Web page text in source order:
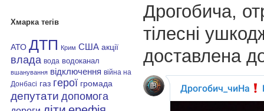
Хмарка тегів
АТО ДТП Крим США акції
влада вода водоканал
вшанування відключення війна на
Донбасі газ герої громада
депутати допомога
Дрогобича,
тілесні
доставлена